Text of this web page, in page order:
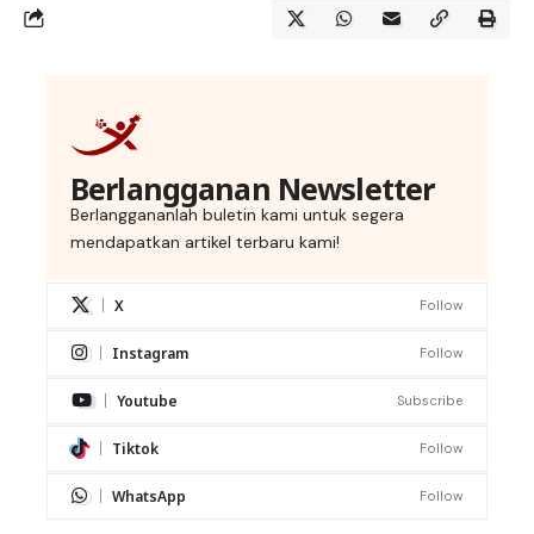
Berlangganan Newsletter
Berlanggananlah buletin kami untuk segera
mendapatkan artikel terbaru kami!
X Follow
Instagram Follow
Youtube Subscribe
Tiktok Follow
WhatsApp Follow